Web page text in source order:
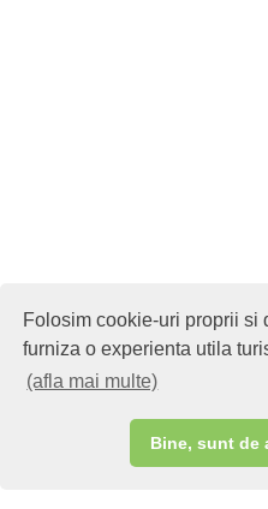
Folosim cookie-uri proprii si
furniza o experienta utila
(afla mai multe)
Bine, sunt de